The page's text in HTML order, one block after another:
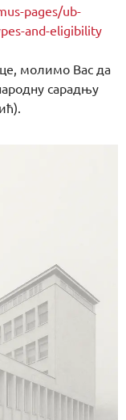
pages/ub-
and-eligibility
молимо Вас да
сарадњу